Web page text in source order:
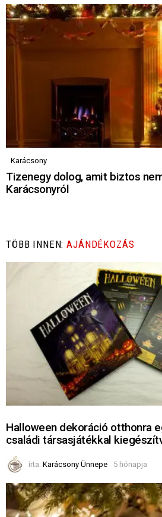
Karácsony
Tizenegy dolog, amit biztos
Karácsonyról
TÖBB INNEN:AJÁNDÉKOZÁS
Halloween dekoráció otthonra
családi társasjátékkal
írta: Karácsony Ünnepe 5 hónapja